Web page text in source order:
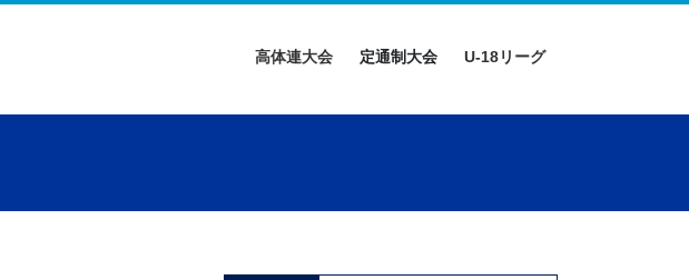
高体連大会 定通制大会 U-18リーグ